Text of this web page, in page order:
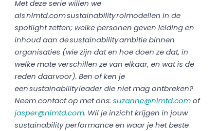
Met deze serie willen we
als nlmtd.com sustainability rolmodellen in de
spotlight zetten; welke personen geven leiding en
inhoud aan de sustainability ambitie binnen
organisaties (wie zijn dat en hoe doen ze dat, in
welke mate verschillen ze van elkaar, en wat is de
reden daarvoor). Ben of ken je
een sustainability leader die niet mag ontbreken?
Neem contact op met ons: suzanne@nlmtd.comof
jasper@nlmtd.com. Wil je inzicht krijgen in jouw
sustainability performance en waar je het beste